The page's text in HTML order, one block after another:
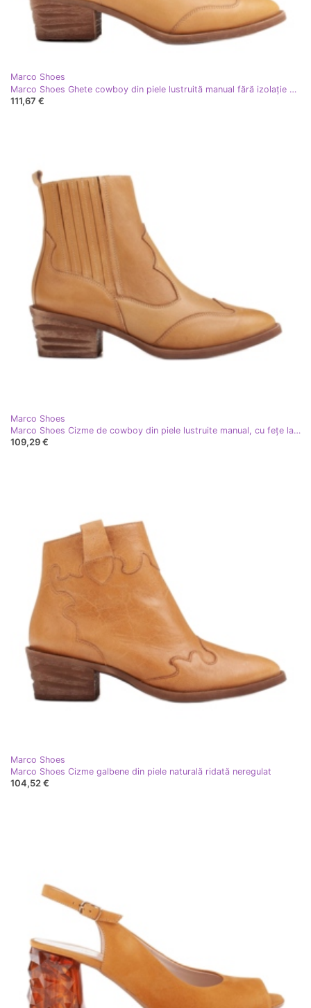
Marco Shoes
Marco Shoes Ghete cowboy din piele lustruită manual fără izolație galben
111,67 €
Marco Shoes
Marco Shoes Cizme de cowboy din piele lustruite manual, cu fețe late de cauciuc galben
109,29 €
Marco Shoes
Marco Shoes Cizme galbene din piele naturală ridată neregulat
104,52 €